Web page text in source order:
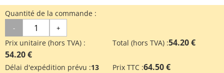
Quantité de la commande :
- +
Prix unitaire (hors TVA) :
54.20 €
Total (hors TVA) :54.20 €
Délai d'expédition prévu :13
Prix TTC :64.50 €